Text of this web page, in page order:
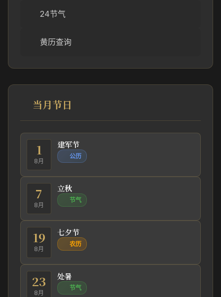
24节气
黄历查询
当月节日
1
8月
建军节
公历
7
8月
立秋
节气
19
8月
七夕节
农历
23
8月
处暑
节气